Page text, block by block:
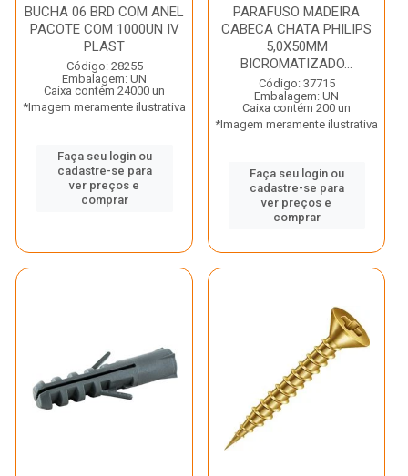
BUCHA 06 BRD COM ANEL
PACOTE COM 1000UN IV
PLAST
Código: 28255
Embalagem: UN
Caixa contém 24000 un
*Imagem meramente ilustrativa
Faça seu login ou
cadastre-se para
ver preços e
comprar
PARAFUSO MADEIRA
CABECA CHATA PHILIPS
5,0X50MM
BICROMATIZADO...
Código: 37715
Embalagem: UN
Caixa contém 200 un
*Imagem meramente ilustrativa
Faça seu login ou
cadastre-se para
ver preços e
comprar